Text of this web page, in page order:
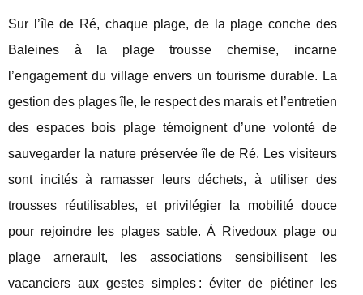
Sur l’île de Ré, chaque plage, de la plage conche des
Baleines à la plage trousse chemise, incarne
l’engagement du village envers un tourisme durable. La
gestion des plages île, le respect des marais et l’entretien
des espaces bois plage témoignent d’une volonté de
sauvegarder la nature préservée île de Ré. Les visiteurs
sont incités à ramasser leurs déchets, à utiliser des
trousses réutilisables, et privilégier la mobilité douce
pour rejoindre les plages sable. À Rivedoux plage ou
plage arnerault, les associations sensibilisent les
vacanciers aux gestes simples : éviter de piétiner les